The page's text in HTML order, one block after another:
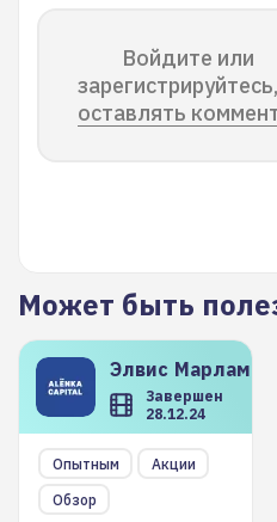
Войдите или
оставлять
Может быть
Элвис Марламов
Завершен
28.12.24
Опытным
Акции
Обзор